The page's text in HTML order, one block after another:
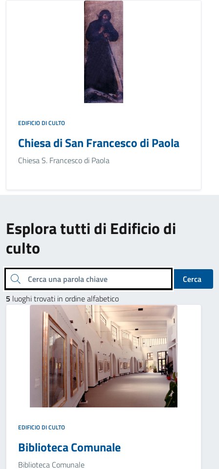
EDIFICIO DI CULTO
Chiesa di San Francesco di Paola
Chiesa S. Francesco di Paola
Esplora tutti di Edificio di
culto
Cerca una parola chiave
Cerca
5 luoghi trovati in ordine alfabetico
EDIFICIO DI CULTO
Biblioteca Comunale
Biblioteca Comunale